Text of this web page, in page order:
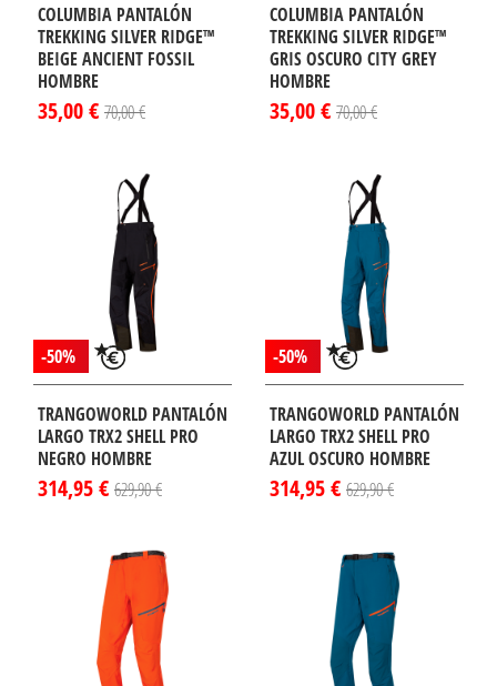
COLUMBIA PANTALÓN
TREKKING SILVER RIDGE™
BEIGE ANCIENT FOSSIL
HOMBRE
35,00 € 70,00 €
COLUMBIA PANTALÓN
TREKKING SILVER RIDGE™
GRIS OSCURO CITY GREY
HOMBRE
35,00 € 70,00 €
-50%
TRANGOWORLD PANTALÓN
LARGO TRX2 SHELL PRO
NEGRO HOMBRE
314,95 € 629,90 €
-50%
TRANGOWORLD PANTALÓN
LARGO TRX2 SHELL PRO
AZUL OSCURO HOMBRE
314,95 € 629,90 €